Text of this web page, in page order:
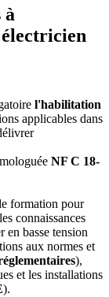
à
l'habilitation
applicables dans
NF C 18-
formation pour
connaissances
en basse tension
aux normes et
),
et les installations
).